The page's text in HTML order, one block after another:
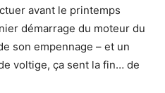
avant le printemps
démarrage du moteur du
son empennage – et un
voltige, ça sent la fin… de